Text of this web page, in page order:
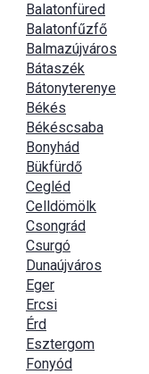
Balatonfüred
Balatonfűzfő
Balmazújváros
Bátaszék
Bátonyterenye
Békés
Békéscsaba
Bonyhád
Bükfürdő
Cegléd
Celldömölk
Csongrád
Csurgó
Dunaújváros
Eger
Ercsi
Érd
Esztergom
Fonyód